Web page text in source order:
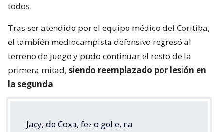
todos.
Tras ser atendido por el equipo médico del Coritiba,
el también mediocampista defensivo regresó al
terreno de juego y pudo continuar el resto de la
primera mitad, siendo reemplazado por lesión en
la segunda.
Jacy, do Coxa, fez o gol e, na